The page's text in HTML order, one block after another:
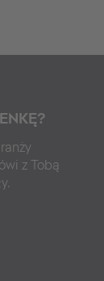
z Tobą